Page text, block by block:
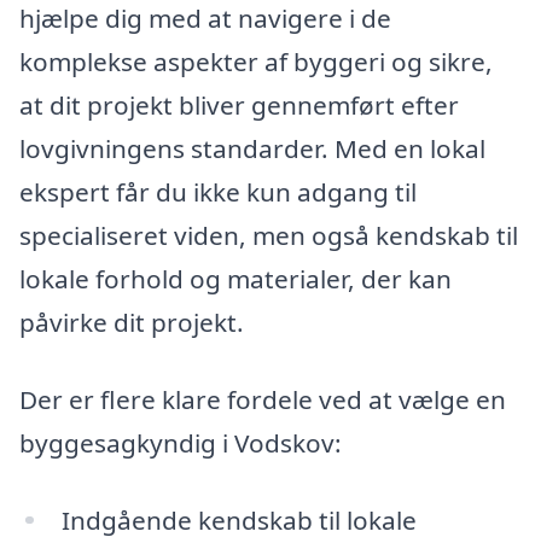
hjælpe dig med at navigere i de
komplekse aspekter af byggeri og sikre,
at dit projekt bliver gennemført efter
lovgivningens standarder. Med en lokal
ekspert får du ikke kun adgang til
specialiseret viden, men også kendskab til
lokale forhold og materialer, der kan
påvirke dit projekt.
Der er flere klare fordele ved at vælge en
byggesagkyndig i Vodskov:
Indgående kendskab til lokale